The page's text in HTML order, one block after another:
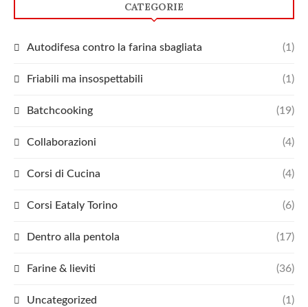
CATEGORIE
Autodifesa contro la farina sbagliata (1)
Friabili ma insospettabili (1)
Batchcooking (19)
Collaborazioni (4)
Corsi di Cucina (4)
Corsi Eataly Torino (6)
Dentro alla pentola (17)
Farine & lieviti (36)
Uncategorized (1)